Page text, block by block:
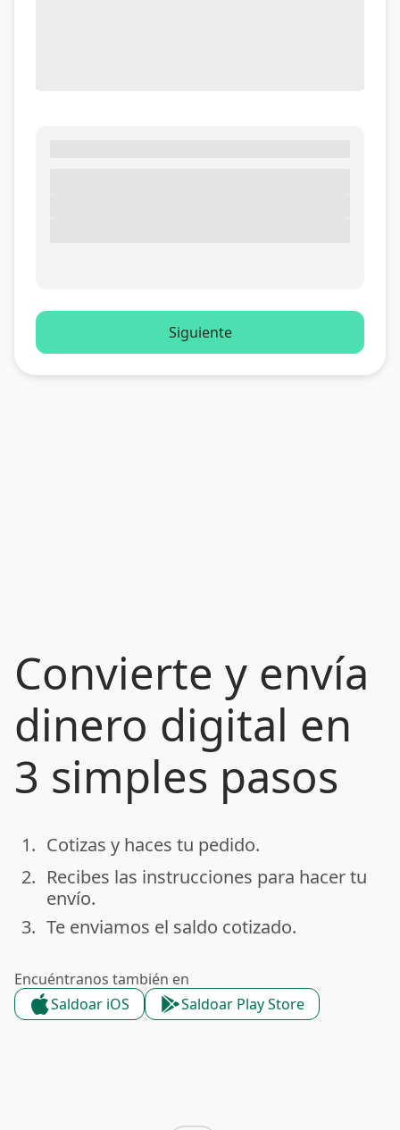
Convierte y envía
dinero digital en
3 simples pasos
done
1. Cotizas y haces tu pedido.
done
2. Recibes las instrucciones para hacer tu
envío.
done
3. Te enviamos el saldo cotizado.
Encuéntranos también en
Saldoar iOS
Saldoar Play Store
Siguiente